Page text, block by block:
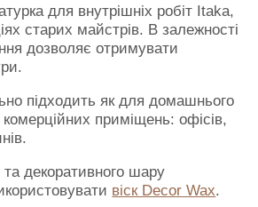
для внутрішніх робіт Itaka,
старих майстрів. В залежності
дозволяє отримувати
підходить як для домашнього
комерційних приміщень: офісів,
та декоративного шару
віск Decor Wax.